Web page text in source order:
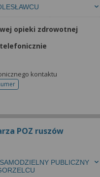
opieki zdrowotnej
kontaktu
do rejestracji
POZ ruszów
PUBLICZNY